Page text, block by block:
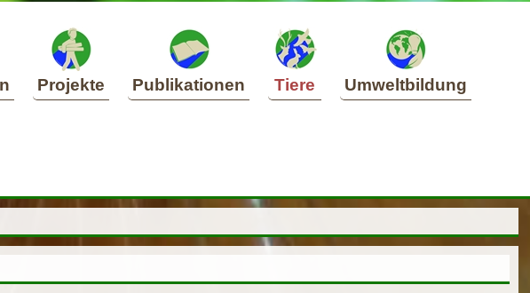
Projekte Publikationen Tiere Umweltbildung